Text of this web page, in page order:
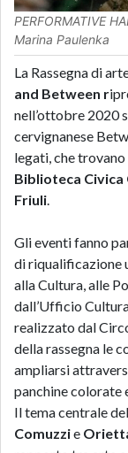
PERFORMATIVE
Marina Paulenka
La Rassegna di
and Between r
nell’ottobre 2020
cervignanese
legati, che
Biblioteca Civica
Friuli.
Gli eventi fanno
di riqualificazione
alla Cultura, alle
dall’Ufficio
realizzato dal
della rassegna le
ampliarsi
panchine colorate
Il tema centrale
Comuzzie